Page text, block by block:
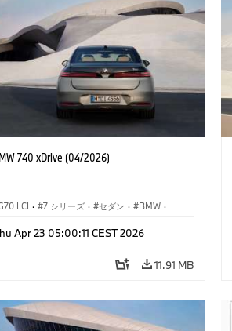
740 xDrive (04/2026)
LCI · 7 シリーズ · セダン · BMW ·
M760e
Apr 23 05:00:11 CEST 2026
11.91 MB